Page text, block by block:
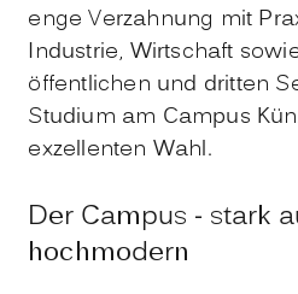
enge Verzahnung mit
Industrie, Wirtschaft
öffentlichen und dritten
Studium am Campus
exzellenten Wahl.
Der Campus - stark
hochmodern